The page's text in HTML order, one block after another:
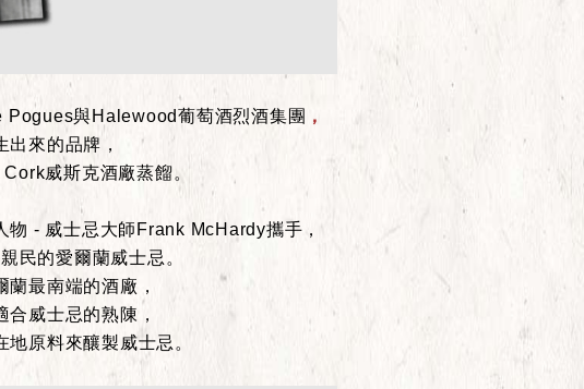
Pogues與Halewood葡萄酒烈酒集團 ，
出來的品牌，
威斯克酒廠蒸餾。
- 威士忌大師Frank McHardy攜手，
民的愛爾蘭威士忌。
蘭最南端的酒廠，
威士忌的熟陳，
原料來釀製威士忌。